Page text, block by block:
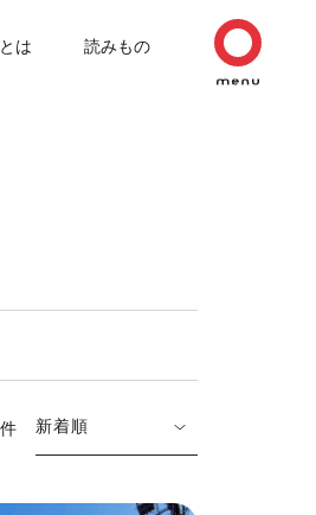
は 読みもの
新着順